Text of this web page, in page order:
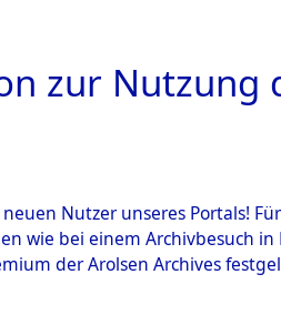
zur Nutzung
Nutzer unseres Portals!
wie bei einem Archivbesuch
der Arolsen Archives